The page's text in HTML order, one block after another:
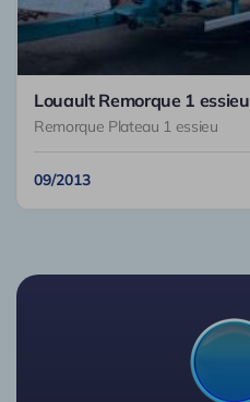
Louault Remorque 1 essieu
Remorque Plateau 1 essieu
09/2013